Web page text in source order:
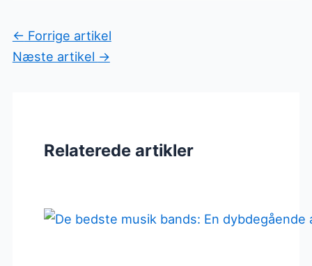
← Forrige artikel
Næste artikel →
Relaterede artikler